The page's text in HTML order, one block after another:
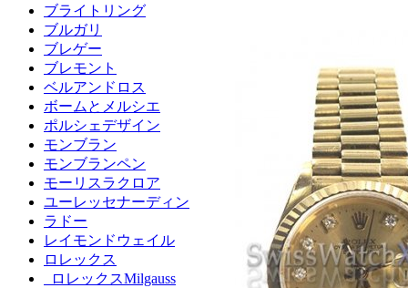
ブライトリング
ブルガリ
ブレゲー
ブレモント
ベルアンドロス
ボームとメルシエ
ポルシェデザイン
モンブラン
モンブランペン
モーリスラクロア
ユーレッセナーディン
ラドー
レイモンドウェイル
ロレックス
ロレックスMilgauss